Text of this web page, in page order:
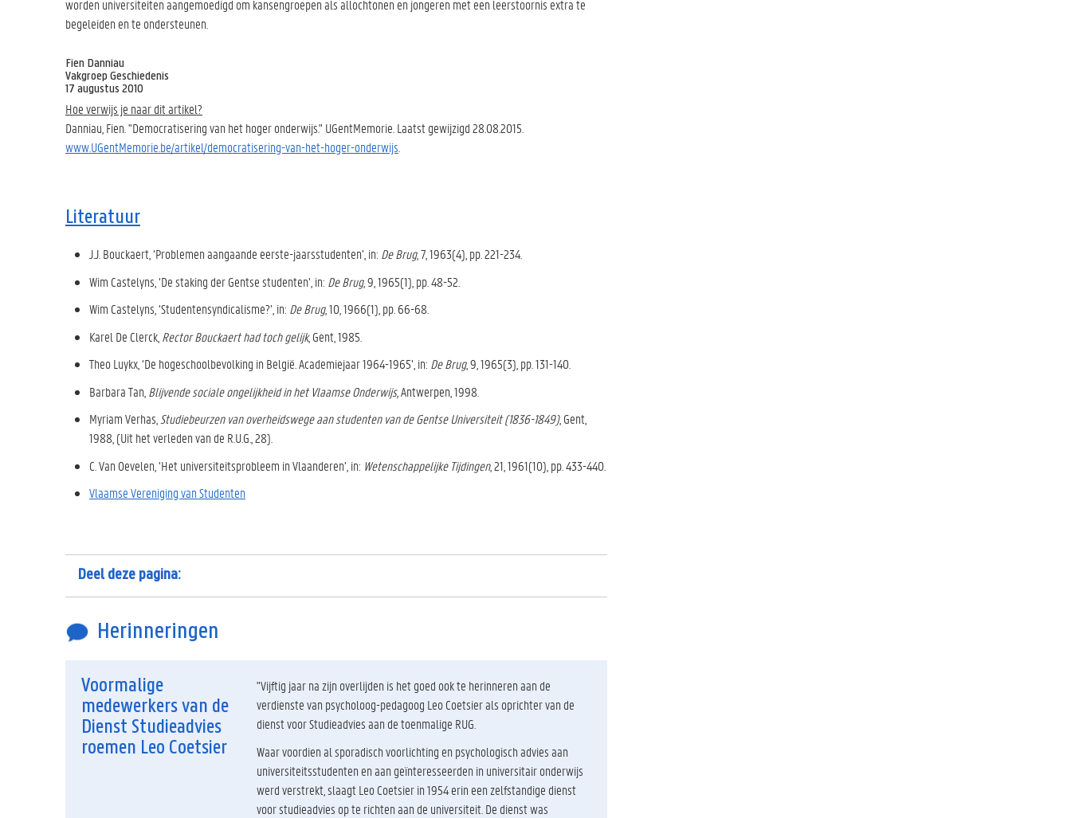
worden universiteiten aangemoedigd om kansengroepen als allochtonen en jongeren met een leerstoornis extra te
begeleiden en te ondersteunen.
Fien Danniau
Vakgroep Geschiedenis
17 augustus 2010
Hoe verwijs je naar dit artikel?
Danniau, Fien. "Democratisering van het hoger onderwijs." UGentMemorie. Laatst gewijzigd 28.08.2015.
www.UGentMemorie.be/artikel/democratisering-van-het-hoger-onderwijs
Literatuur
J.J. Bouckaert, ‘Problemen aangaande eerste-jaarsstudenten’, in: De Brug, 7, 1963(4), pp. 221-234.
Wim Castelyns, ‘De staking der Gentse studenten’, in: De Brug, 9, 1965(1), pp. 48-52.
Wim Castelyns, ‘Studentensyndicalisme?’, in: De Brug, 10, 1966(1), pp. 66-68.
Karel De Clerck, Rector Bouckaert had toch gelijk, Gent, 1985.
Theo Luykx, ‘De hogeschoolbevolking in België. Academiejaar 1964-1965’, in: De Brug, 9, 1965(3), pp. 131-140.
Barbara Tan, Blijvende sociale ongelijkheid in het Vlaamse Onderwijs,Antwerpen, 1998.
Myriam Verhas, Studiebeurzen van overheidswege aan studenten van de Gentse Universiteit (1836-1849), Gent,
1988, (Uit het verleden van de R.U.G., 28).
C. Van Oevelen, ‘Het universiteitsprobleem in Vlaanderen’, in: Wetenschappelijke Tijdingen, 21, 1961(10), pp. 433-440.
Vlaamse Vereniging van Studenten
Deel deze pagina:
Herinneringen
Voormalige
medewerkers van de
Dienst Studieadvies
roemen Leo Coetsier
"Vijftig jaar na zijn overlijden is het goed ook te herinneren aan de
verdienste van psycholoog-pedagoog Leo Coetsier als oprichter van de
dienst voor Studieadvies aan de toenmalige RUG.
Waar voordien al sporadisch voorlichting en psychologisch advies aan
universiteitsstudenten en aan geïnteresseerden in universitair onderwijs
werd verstrekt, slaagt Leo Coetsier in 1954 erin een zelfstandige dienst
voor studieadvies op te richten aan de universiteit. De dienst was